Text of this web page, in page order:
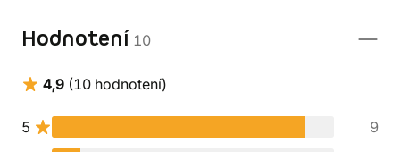
Hodnotení 10
4,9 (10 hodnotení)
5
9